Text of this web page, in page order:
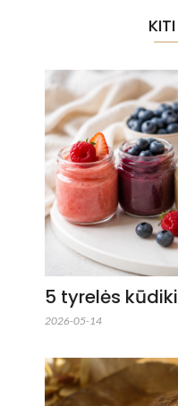
5 tyrelės
2026-05-14